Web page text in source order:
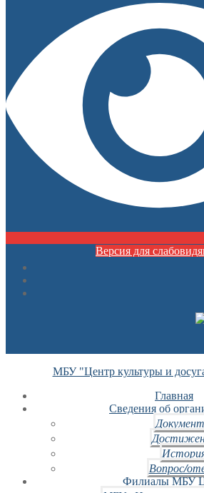
Версия для
МБУ "Центр культуры и
Главная
Сведения об
Вопрос/
Филиалы МБУ